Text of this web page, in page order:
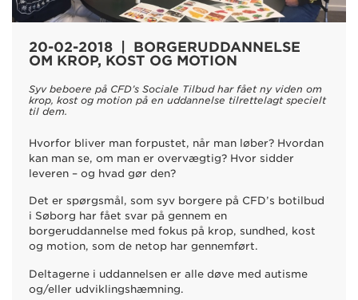
20-02-2018 | BORGERUDDANNELSE
OM KROP, KOST OG MOTION
Syv beboere på CFD’s Sociale Tilbud har fået ny viden om
krop, kost og motion på en uddannelse tilrettelagt specielt
til dem.
Hvorfor bliver man forpustet, når man løber? Hvordan
kan man se, om man er overvægtig? Hvor sidder
leveren – og hvad gør den?
Det er spørgsmål, som syv borgere på CFD’s botilbud
i Søborg har fået svar på gennem en
borgeruddannelse med fokus på krop, sundhed, kost
og motion, som de netop har gennemført.
Deltagerne i uddannelsen er alle døve med autisme
og/eller udviklingshæmning.